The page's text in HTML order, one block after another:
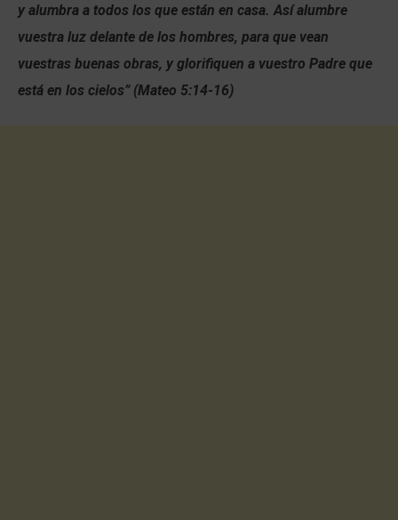
y alumbra a todos los que están en casa. Así alumbre
vuestra luz delante de los hombres, para que vean
vuestras buenas obras, y glorifiquen a vuestro Padre que
está en los cielos” (Mateo 5:14-16)